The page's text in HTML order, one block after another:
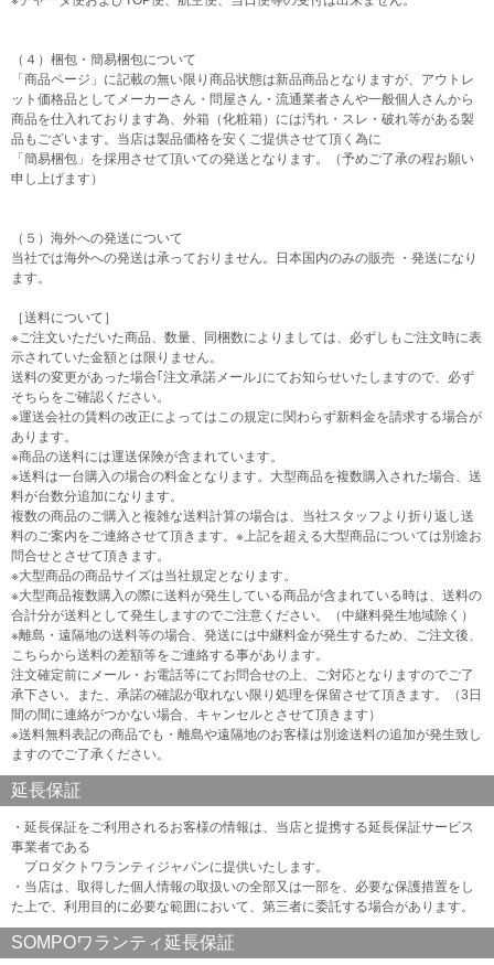
（４）梱包・簡易梱包について
「商品ページ」に記載の無い限り商品状態は新品商品となりますが、アウトレ
ット価格品としてメーカーさん・問屋さん・流通業者さんや一般個人さんから
商品を仕入れております為、外箱（化粧箱）には汚れ・スレ・破れ等がある製
品もございます。当店は製品価格を安くご提供させて頂く為に
「簡易梱包」を採用させて頂いての発送となります。（予めご了承の程お願い
申し上げます）
（５）海外への発送について
当社では海外への発送は承っておりません。日本国内のみの販売 ・発送になり
ます。
［送料について］
※ご注文いただいた商品、数量、同梱数によりましては、必ずしもご注文時に表
示されていた金額とは限りません。
送料の変更があった場合｢注文承諾メール｣にてお知らせいたしますので、必ず
そちらをご確認ください。
※運送会社の賃料の改正によってはこの規定に関わらず新料金を請求する場合が
あります。
※商品の送料には運送保険が含まれています。
※送料は一台購入の場合の料金となります。大型商品を複数購入された場合、送
料が台数分追加になります。
複数の商品のご購入と複雑な送料計算の場合は、当社スタッフより折り返し送
料のご案内をご連絡させて頂きます。※上記を超える大型商品については別途お
問合せとさせて頂きます。
※大型商品の商品サイズは当社規定となります。
※大型商品複数購入の際に送料が発生している商品が含まれている時は、送料の
合計分が送料として発生しますのでご注意ください。（中継料発生地域除く）
※離島・遠隔地の送料等の場合、発送には中継料金が発生するため、ご注文後、
こちらから送料の差額等をご連絡する事があります。
注文確定前にメール・お電話等にてお問合せの上、ご対応となりますのでご了
承下さい。また、承諾の確認が取れない限り処理を保留させて頂きます。（3日
間の間に連絡がつかない場合、キャンセルとさせて頂きます）
※送料無料表記の商品でも・離島や遠隔地のお客様は別途送料の追加が発生致し
ますのでご了承ください。
延長保証
・延長保証をご利用されるお客様の情報は、当店と提携する延長保証サービス
事業者である
プロダクトワランティジャパンに提供いたします。
・当店は、取得した個人情報の取扱いの全部又は一部を、必要な保護措置をし
た上で、利用目的に必要な範囲において、第三者に委託する場合があります。
SOMPOワランティ延長保証